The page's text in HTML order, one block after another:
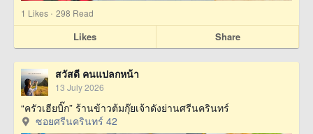
1 Likes · 298 Read
Likes Share
สวัสดี คนแปลกหน้า
13 July 2026
“ครัวเฮียบิ๊ก” ร้านข้าวต้มกุ๊ยเจ้าดังย่านศรีนครินทร์
ซอยศรีนครินทร์ 42